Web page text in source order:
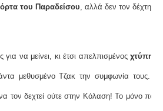
του Παραδείσου, αλλά δεν τον
να μείνει, κι έτσι απελπισμένος
μεθυσμένο Τζακ την συμφωνία τους.
τον δεχτεί ούτε στην Κόλαση! Το μόνο που